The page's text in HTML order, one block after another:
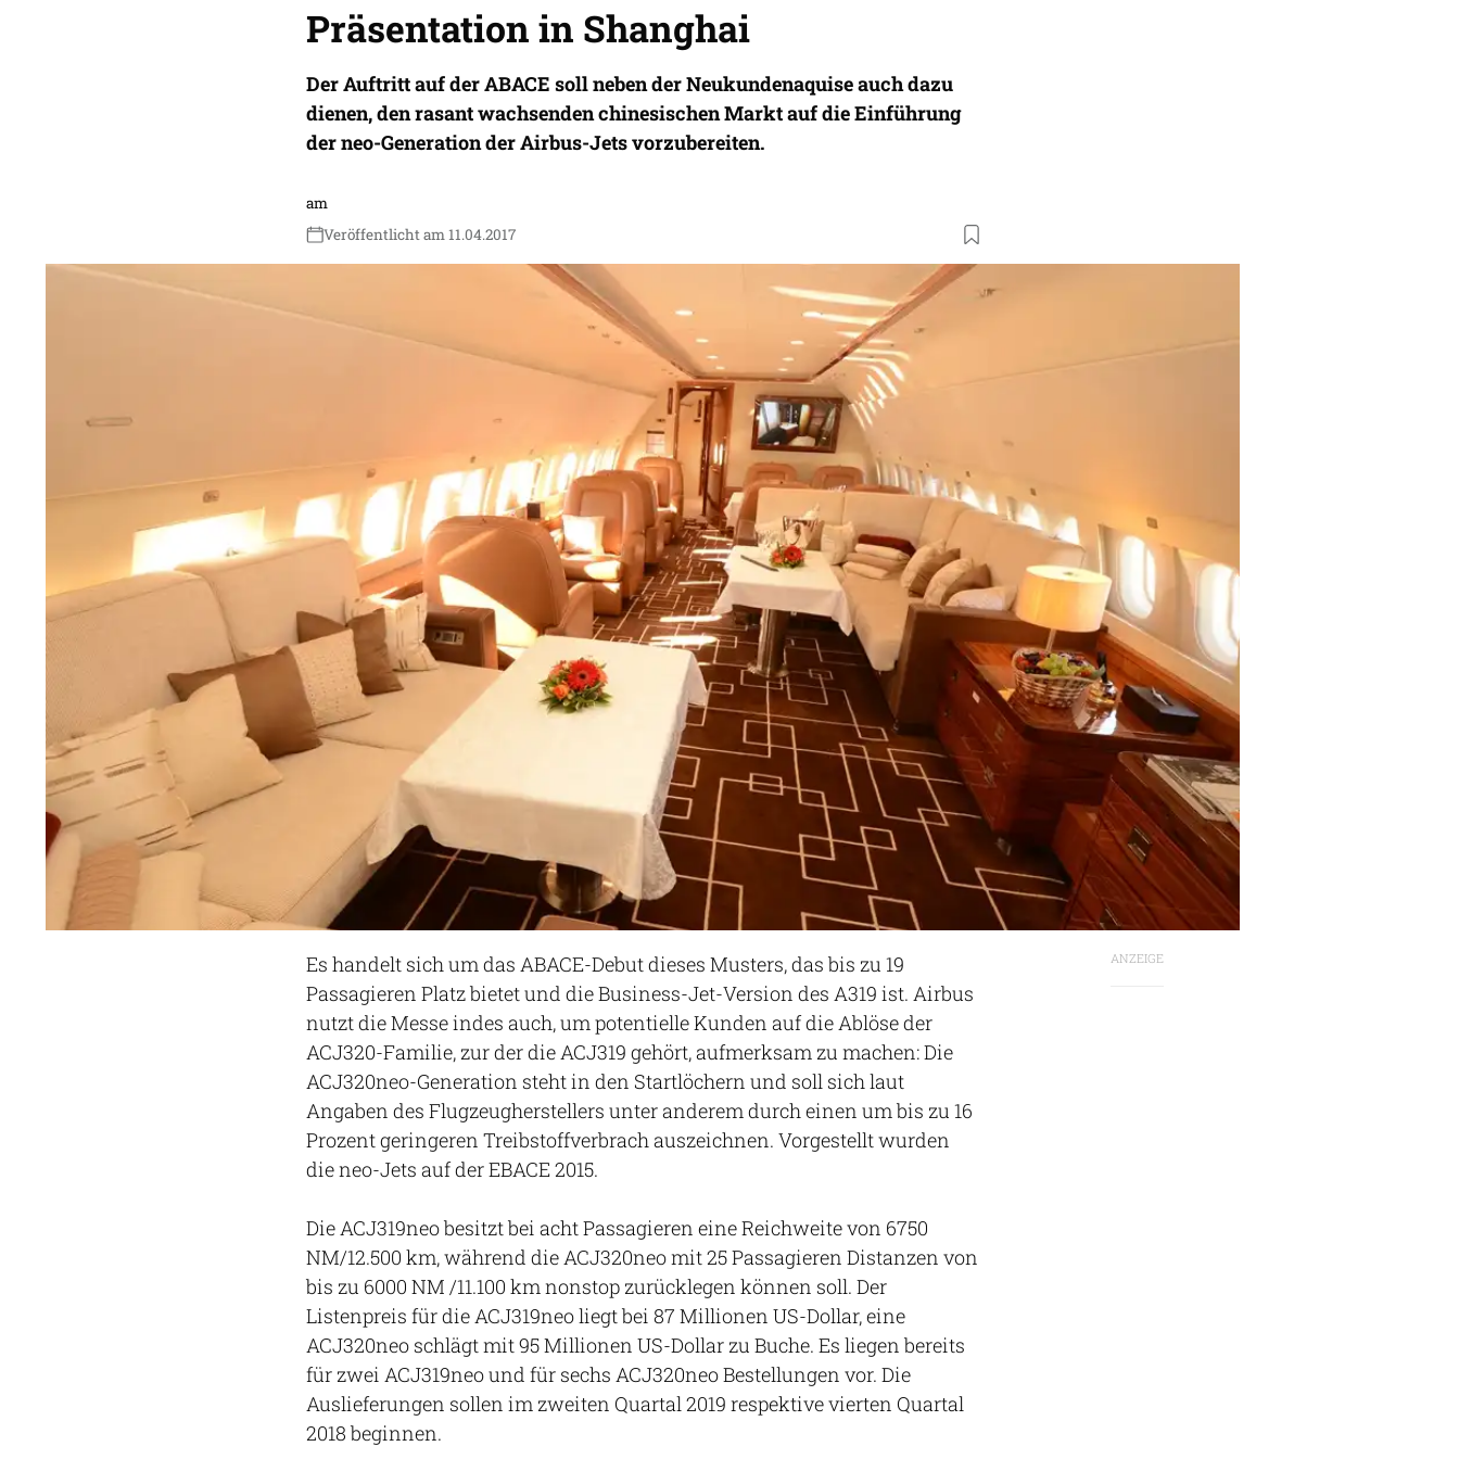
Präsentation in Shanghai
Der Auftritt auf der ABACE soll neben der Neukundenaquise auch dazu
dienen, den rasant wachsenden chinesischen Markt auf die Einführung
der neo-Generation der Airbus-Jets vorzubereiten.
am
Veröffentlicht am 11.04.2017
ANZEIGE
Es handelt sich um das ABACE-Debut dieses Musters, das bis zu 19
Passagieren Platz bietet und die Business-Jet-Version des A319 ist. Airbus
nutzt die Messe indes auch, um potentielle Kunden auf die Ablöse der
ACJ320-Familie, zur der die ACJ319 gehört, aufmerksam zu machen: Die
ACJ320neo-Generation steht in den Startlöchern und soll sich laut
Angaben des Flugzeugherstellers unter anderem durch einen um bis zu 16
Prozent geringeren Treibstoffverbrach auszeichnen. Vorgestellt wurden
die neo-Jets auf der EBACE 2015.
Die ACJ319neo besitzt bei acht Passagieren eine Reichweite von 6750
NM/12.500 km, während die ACJ320neo mit 25 Passagieren Distanzen von
bis zu 6000 NM /11.100 km nonstop zurücklegen können soll. Der
Listenpreis für die ACJ319neo liegt bei 87 Millionen US-Dollar, eine
ACJ320neo schlägt mit 95 Millionen US-Dollar zu Buche. Es liegen bereits
für zwei ACJ319neo und für sechs ACJ320neo Bestellungen vor. Die
Auslieferungen sollen im zweiten Quartal 2019 respektive vierten Quartal
2018 beginnen.